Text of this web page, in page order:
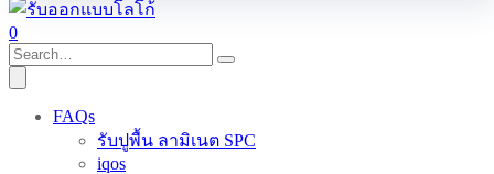
0
FAQs
รับปูพื้น ลามิเนต SPC
iqos